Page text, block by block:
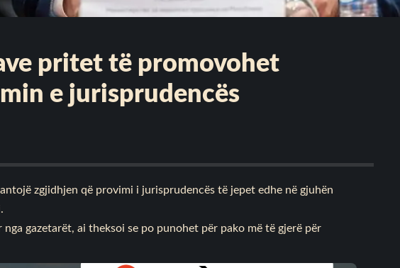
pritet të promovohet
e jurisprudencës
zgjidhjen që provimi i jurisprudencës të jepet edhe në gjuhën
gazetarët, ai theksoi se po punohet për pako më të gjerë për